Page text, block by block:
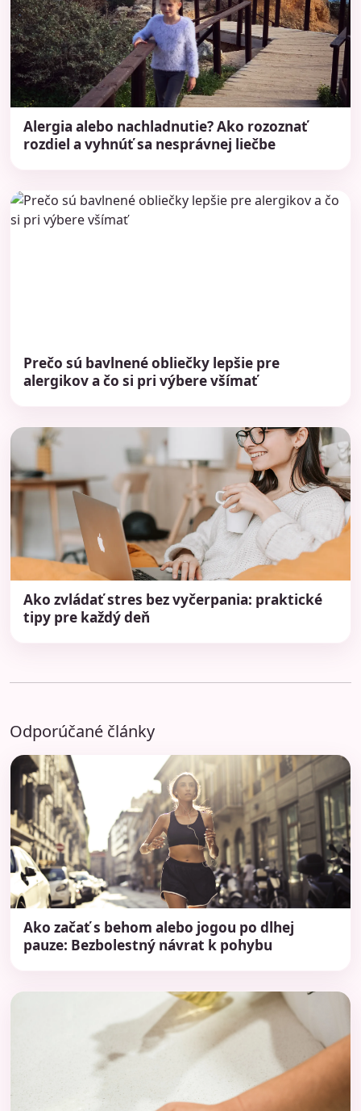
Alergia alebo nachladnutie? Ako rozoznať
rozdiel a vyhnúť sa nesprávnej liečbe
Prečo sú bavlnené obliečky lepšie pre
alergikov a čo si pri výbere všímať
Ako zvládať stres bez vyčerpania: praktické
tipy pre každý deň
Odporúčané články
Ako začať s behom alebo jogou po dlhej
pauze: Bezbolestný návrat k pohybu